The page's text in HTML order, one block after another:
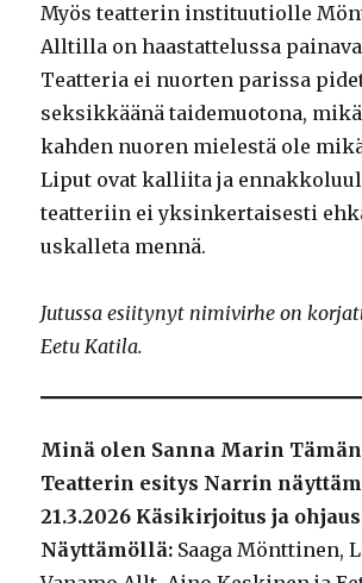
Myös teatterin instituutiolle
Alltilla on haastattelussa
Teatteria ei nuorten parissa
seksikkäänä taidemuotona,
kahden nuoren mielestä ole
Liput ovat kalliita ja
teatteriin ei yksinkertaisesti
uskalleta mennä.
Jutussa esiitynyt nimivirhe on
Eetu Katila.
Minä olen Sanna Marin
Teatterin esitys Narrin
21.3.2026 Käsikirjoitus ja
Näyttämöllä: Saaga Mönttinen,